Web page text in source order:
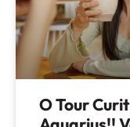
O Tour